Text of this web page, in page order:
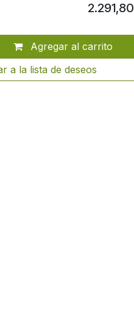
Agregar al carrito
a la lista de deseos
2.291,80